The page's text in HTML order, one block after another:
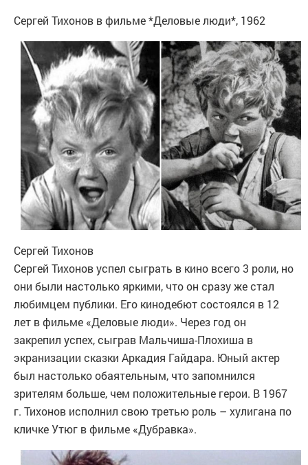
Сергей Тихонов в фильме *Деловые люди*, 1962
Сергей Тихонов
Сергей Тихонов успел сыграть в кино всего 3 роли, но
они были настолько яркими, что он сразу же стал
любимцем публики. Его кинодебют состоялся в 12
лет в фильме «Деловые люди». Через год он
закрепил успех, сыграв Мальчиша-Плохиша в
экранизации сказки Аркадия Гайдара. Юный актер
был настолько обаятельным, что запомнился
зрителям больше, чем положительные герои. В 1967
г. Тихонов исполнил свою третью роль – хулигана по
кличке Утюг в фильме «Дубравка».